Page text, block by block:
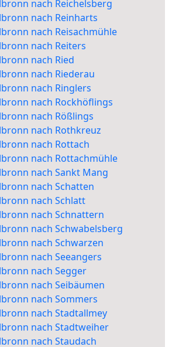
nach Reichelsberg
nach Reinharts
nach Reisachmühle
nach Reiters
nach Ried
nach Riederau
nach Ringlers
nach Rockhöflings
nach Rößlings
nach Rothkreuz
nach Rottach
nach Rottachmühle
nach Sankt Mang
nach Schatten
nach Schlatt
nach Schnattern
nach Schwabelsberg
nach Schwarzen
nach Seeangers
nach Segger
nach Seibäumen
nach Sommers
nach Stadtallmey
nach Stadtweiher
nach Staudach